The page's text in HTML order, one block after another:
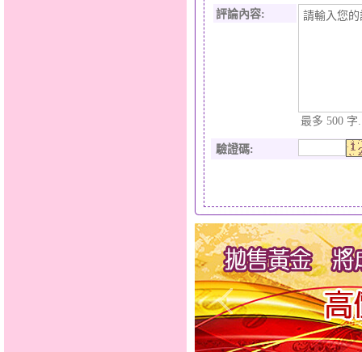
評論內容:
最多 500 字.
驗證碼: